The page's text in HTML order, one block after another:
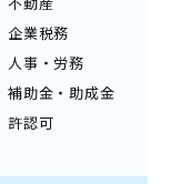
企業税務
人事・労務
補助金・助成金
許認可